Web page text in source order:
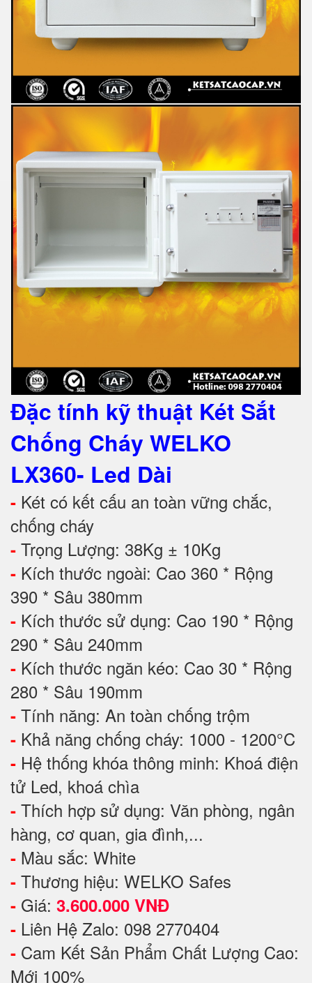
Đặc tính kỹ thuật Két Sắt
Chống Cháy WELKO
LX360- Led Dài
- Két có kết cấu an toàn vững chắc,
chống cháy
- Trọng Lượng: 38Kg ± 10Kg
- Kích thước ngoài: Cao 360 * Rộng
390 * Sâu 380mm
- Kích thước sử dụng: Cao 190 * Rộng
290 * Sâu 240mm
- Kích thước ngăn kéo: Cao 30 * Rộng
280 * Sâu 190mm
- Tính năng: An toàn chống trộm
- Khả năng chống cháy: 1000 - 1200°C
- Hệ thống khóa thông minh: Khoá điện
tử Led, khoá chìa
- Thích hợp sử dụng: Văn phòng, ngân
hàng, cơ quan, gia đình,...
- Màu sắc: White
- Thương hiệu: WELKO Safes
- Giá: 3.600.000 VNĐ
- Liên Hệ Zalo: 098 2770404
- Cam Kết Sản Phẩm Chất Lượng Cao:
Mới 100%